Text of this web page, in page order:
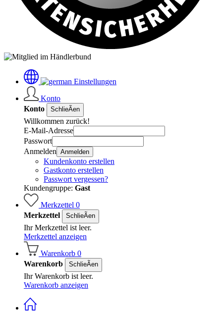
Einstellungen
Konto
Konto
SchlieÃen
Willkommen zurück!
E-Mail-Adresse
Passwort
Anmelden Anmelden
Kundenkonto erstellen
Gastkonto erstellen
Passwort vergessen?
Kundengruppe: Gast
Merkzettel 0
Merkzettel
SchlieÃen
Ihr Merkzettel ist leer.
Merkzettel anzeigen
Warenkorb 0
Warenkorb
SchlieÃen
Ihr Warenkorb ist leer.
Warenkorb anzeigen